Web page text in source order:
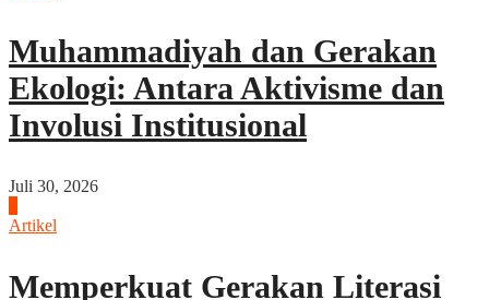
Muhammadiyah dan Gerakan
Ekologi: Antara Aktivisme dan
Involusi Institusional
Juli 30, 2026
Artikel
Memperkuat Gerakan Literasi